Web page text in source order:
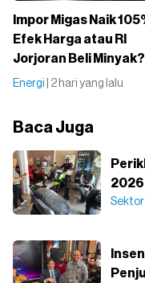
Impor Migas Naik
Efek Harga atau RI
Jorjoran Beli Minyak?
Energi | 2 hari yang lalu
Baca Juga
2026
Sektor